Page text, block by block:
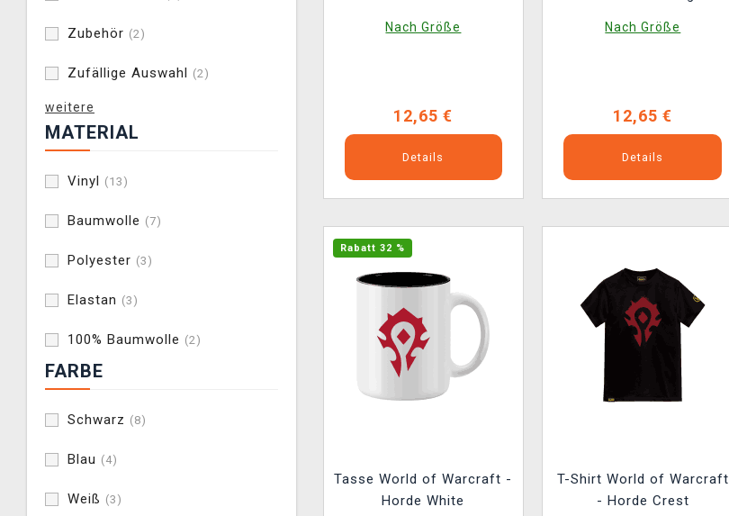
Zubehör (2)
Zufällige Auswahl (2)
weitere
MATERIAL
Vinyl (13)
Baumwolle (7)
Polyester (3)
Elastan (3)
100% Baumwolle (2)
FARBE
Schwarz (8)
Blau (4)
Weiß (3)
Nach Größe
12,65 €
Details
Nach Größe
12,65 €
Details
Rabatt 32 %
Tasse World of Warcraft -
Horde White
T-Shirt World of Warcraft
- Horde Crest